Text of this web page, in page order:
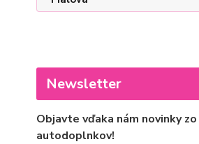
Newsletter
Objavte vďaka nám novinky
autodoplnkov!